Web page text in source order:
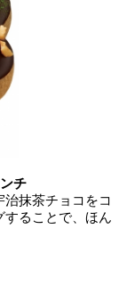
チ
抹茶チョコをコ
することで、ほん